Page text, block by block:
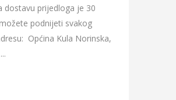
dostavu prijedloga je 30
podnijeti svakog
Općina Kula Norinska,